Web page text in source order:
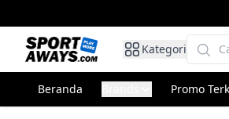
Kategori
Beranda Promo